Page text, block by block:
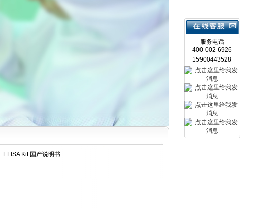
服务电话
400-002-6926
15900443528
ELISA Kit 国产说明书